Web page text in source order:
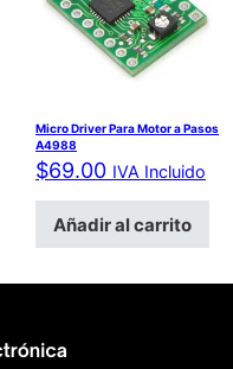
Micro Driver Para Motor a Pasos
A4988
$69.00 IVA Incluido
Añadir al carrito